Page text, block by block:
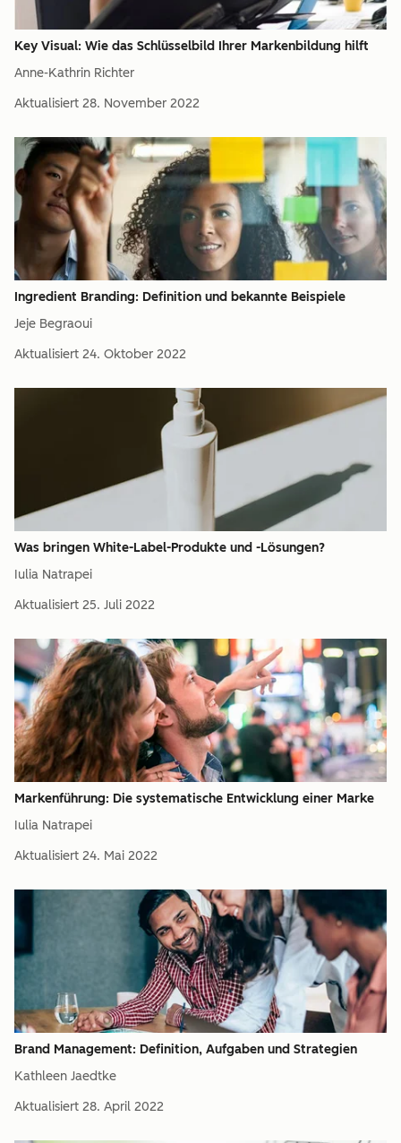
Key Visual: Wie das Schlüsselbild Ihrer Markenbildung hilft
Anne-Kathrin Richter
Aktualisiert 28. November 2022
Ingredient Branding: Definition und bekannte Beispiele
Jeje Begraoui
Aktualisiert 24. Oktober 2022
Was bringen White-Label-Produkte und -Lösungen?
Iulia Natrapei
Aktualisiert 25. Juli 2022
Markenführung: Die systematische Entwicklung einer Marke
Iulia Natrapei
Aktualisiert 24. Mai 2022
Brand Management: Definition, Aufgaben und Strategien
Kathleen Jaedtke
Aktualisiert 28. April 2022